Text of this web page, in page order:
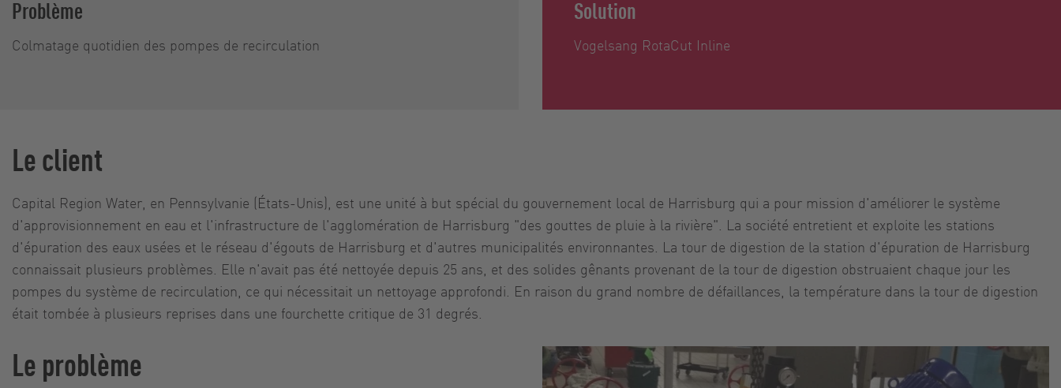
Problème
Colmatage quotidien des pompes de recirculation
Solution
Vogelsang RotaCut Inline
Le client
Capital Region Water, en Pennsylvanie (États-Unis), est une unité à but spécial du gouvernement local de Harrisburg qui a pour mission d'améliorer le système
d'approvisionnement en eau et l'infrastructure de l'agglomération de Harrisburg "des gouttes de pluie à la rivière". La société entretient et exploite les stations
d'épuration des eaux usées et le réseau d'égouts de Harrisburg et d'autres municipalités environnantes. La tour de digestion de la station d'épuration de Harrisburg
connaissait plusieurs problèmes. Elle n'avait pas été nettoyée depuis 25 ans, et des solides gênants provenant de la tour de digestion obstruaient chaque jour les
pompes du système de recirculation, ce qui nécessitait un nettoyage approfondi. En raison du grand nombre de défaillances, la température dans la tour de digestion
était tombée à plusieurs reprises dans une fourchette critique de 31 degrés.
Le problème